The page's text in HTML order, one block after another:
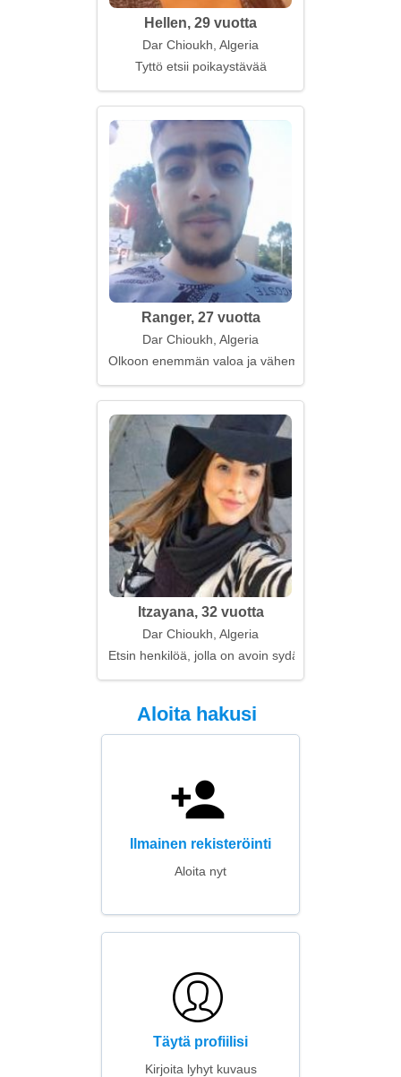
Hellen, 29 vuotta
Dar Chioukh, Algeria
Tyttö etsii poikaystävää
Ranger, 27 vuotta
Dar Chioukh, Algeria
Olkoon enemmän valoa ja vähemmän sanoja
Itzayana, 32 vuotta
Dar Chioukh, Algeria
Etsin henkilöä, jolla on avoin sydän
Aloita hakusi
Ilmainen rekisteröinti
Aloita nyt
Täytä profiilisi
Kirjoita lyhyt kuvaus